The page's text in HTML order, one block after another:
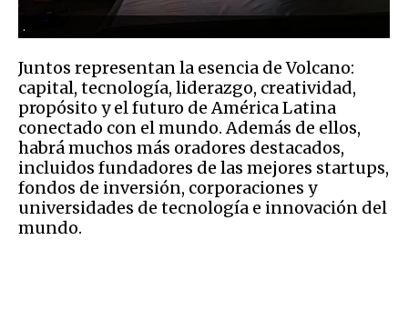
.
Juntos representan la esencia de Volcano:
capital, tecnología, liderazgo, creatividad,
propósito y el futuro de América Latina
conectado con el mundo. Además de ellos,
habrá muchos más oradores destacados,
incluidos fundadores de las mejores startups,
fondos de inversión, corporaciones y
universidades de tecnología e innovación del
mundo.